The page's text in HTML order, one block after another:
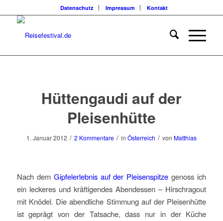
Datenschutz Impressum Kontakt
Hüttengaudi auf der
Pleisenhütte
1. Januar 2012 / 2 Kommentare / in Österreich / von Matthias
Nach dem Gipfelerlebnis auf der Pleisenspitze genoss ich
ein leckeres und kräftigendes Abendessen – Hirschragout
mit Knödel. Die abendliche Stimmung auf der Pleisenhütte
ist geprägt von der Tatsache, dass nur in der Küche